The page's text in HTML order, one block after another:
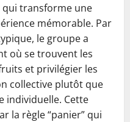
transforme une
mémorable. Par
le groupe a
où se trouvent les
et privilégier les
collective plutôt que
individuelle. Cette
la règle “panier” qui